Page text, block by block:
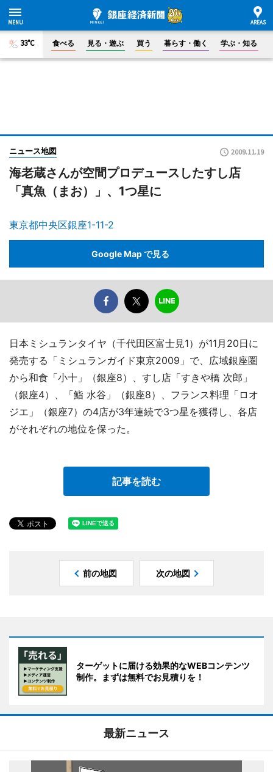
33°C 食べる 見る・遊ぶ 買う 暮らす・働く 学ぶ・知る
ニュース地図 2009.11.19
海老蔵さんが空間プロデュースしたすし店
「真魚（まお）」、1つ星に
東京都中央区銀座1-11-2
Google Map で見る
日本ミシュランタイヤ（千代田区富士見1）が11月20日に
発売する「ミシュランガイド東京2009」で、広域銀座圏
から和食「小十」（銀座8）、すし店「すきや橋 次郎」
（銀座4）、「鮨 水谷」（銀座8）、フランス料理「ロオ
ジエ」（銀座7）の4店が3年連続で3つ星を獲得し、各店
がそれぞれの地位を保った。
記事を読む
前の地図 次の地図
ターゲットに届ける効果的なWEBコンテンツ
制作。まずは無料でお見積りを！
最新ニュース